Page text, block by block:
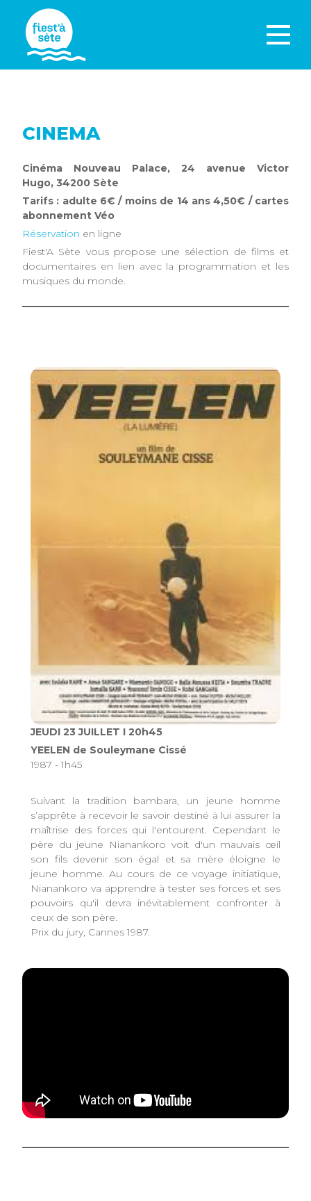
CINEMA
Cinéma Nouveau Palace, 24 avenue Victor
Hugo, 34200 Sète
Tarifs : adulte 6€ / moins de 14 ans 4,50€ / cartes
abonnement Véo
Réservation en ligne
Fiest'A Sète vous propose une sélection de films et
documentaires en lien avec la programmation et les
musiques du monde.
JEUDI 23 JUILLET I 20h45
YEELEN de Souleymane Cissé
1987 - 1h45
Suivant la tradition bambara, un jeune homme
s’apprête à recevoir le savoir destiné à lui assurer la
maîtrise des forces qui l'entourent. Cependant le
père du jeune Nianankoro voit d'un mauvais œil
son fils devenir son égal et sa mère éloigne le
jeune homme. Au cours de ce voyage initiatique,
Nianankoro va apprendre à tester ses forces et ses
pouvoirs qu'il devra inévitablement confronter à
ceux de son père.
Prix du jury, Cannes 1987.